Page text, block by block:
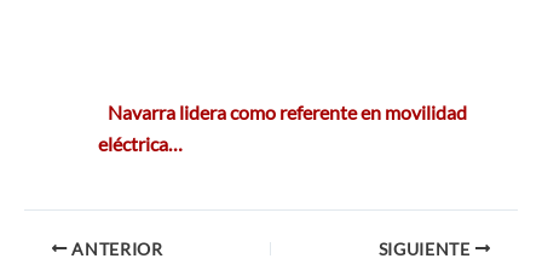
Navarra lidera como referente en movilidad
eléctrica…
ANTERIOR SIGUIENTE